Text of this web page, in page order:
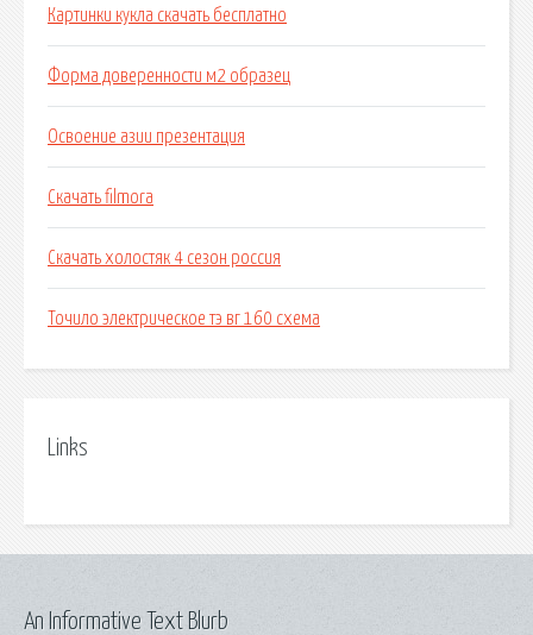
Картинки кукла скачать бесплатно
Форма доверенности м2 образец
Освоение азии презентация
Скачать filmora
Скачать холостяк 4 сезон россия
Точило электрическое тэ вг 160 схема
Links
An Informative Text Blurb